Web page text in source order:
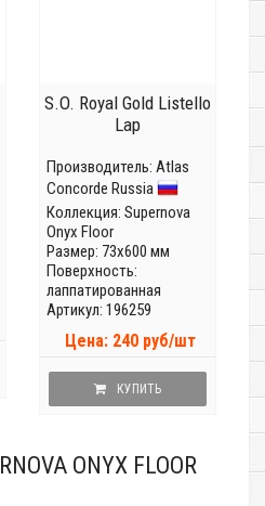
S.O. Royal Gold Listello
Lap
Производитель: Atlas
Concorde Russia
Коллекция: Supernova
Onyx Floor
Размер: 73x600 мм
Поверхность:
лаппатированная
Артикул: 196259
Цена: 240 руб/шт
КУПИТЬ
ONYX FLOOR